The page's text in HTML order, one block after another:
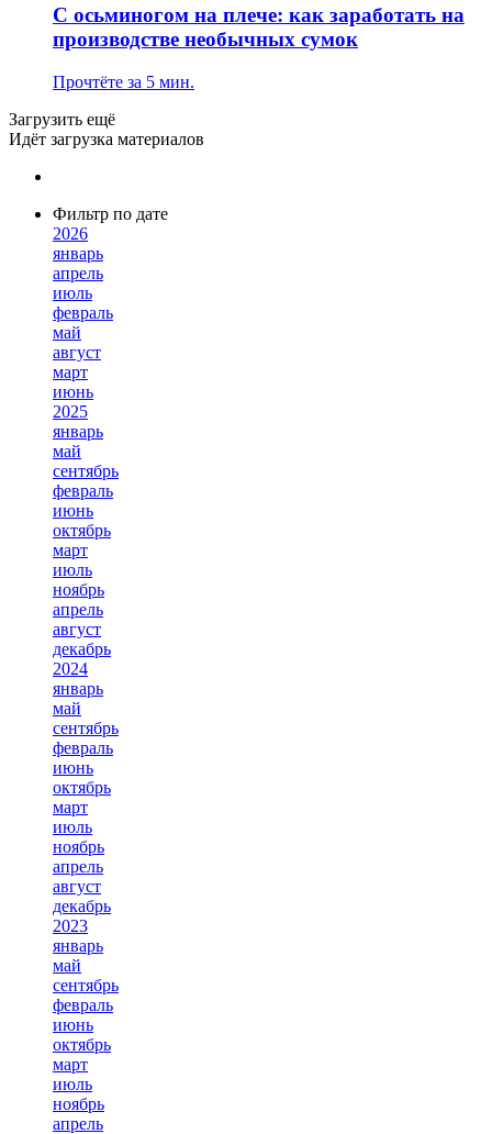
С осьминогом на плече: как заработать на
производстве необычных сумок
Прочтёте за 5 мин.
Загрузить ещё
Идёт загрузка материалов
Фильтр по дате
2026
январь
апрель
июль
февраль
май
август
март
июнь
2025
январь
май
сентябрь
февраль
июнь
октябрь
март
июль
ноябрь
апрель
август
декабрь
2024
январь
май
сентябрь
февраль
июнь
октябрь
март
июль
ноябрь
апрель
август
декабрь
2023
январь
май
сентябрь
февраль
июнь
октябрь
март
июль
ноябрь
апрель